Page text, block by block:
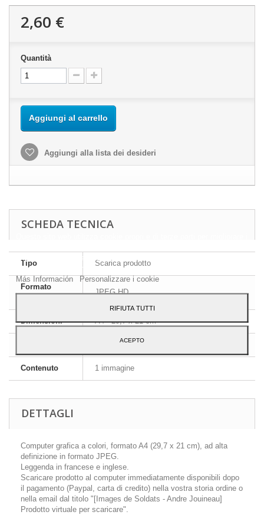
2,60 €
Quantità
Aggiungi al carrello
Aggiungi alla lista dei desideri
SCHEDA TECNICA
Tipo Scarica prodotto
Formato
immagine
JPEG HD
Dimensioni A4 - 29,7 x 21 cm
Inglese e francese
Contenuto 1 immagine
DETTAGLI
Computer grafica a colori, formato A4 (29,7 x 21 cm), ad alta
definizione in formato JPEG.
Leggenda in francese e inglese.
Scaricare prodotto al computer immediatamente disponibili dopo
il pagamento (Paypal, carta di credito) nella vostra storia ordine o
nella email dal titolo "[Images de Soldats - Andre Jouineau]
Prodotto virtuale per scaricare".
analizzando le tue abitudini di navigazione. Per dare il tuo consenso
al suo utilizzo, premi il pulsante Accetto.
Más Información Personalizzare i cookie
RIFIUTA TUTTI
ACEPTO